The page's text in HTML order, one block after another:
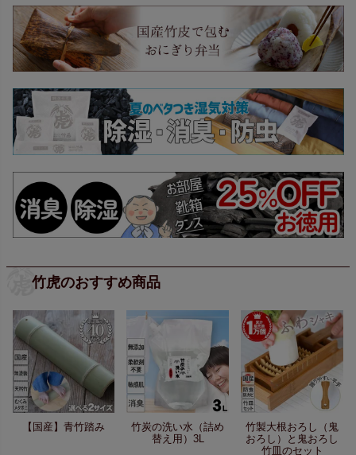
竹虎のおすすめ商品
【国産】青竹踏み
竹炭の洗い水（詰め
替え用）3L
竹製大根おろし（鬼
おろし）と鬼おろし
竹皿のセット